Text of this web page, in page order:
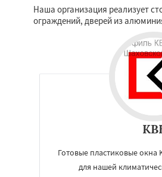
Наша организация реализует
ограждений, дверей из
Готовые пластиковые окна
для нашей